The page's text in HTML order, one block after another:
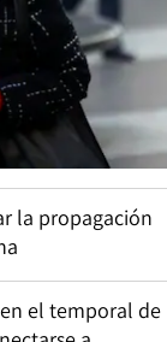
la propagación
el temporal de